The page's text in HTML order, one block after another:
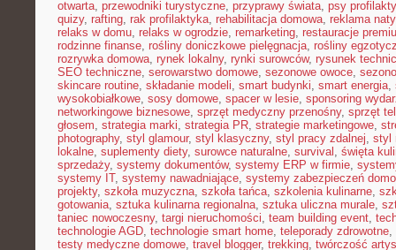
otwarta, przewodniki turystyczne, przyprawy świata, psy
quizy, rafting, rak profilaktyka, rehabilitacja domowa, reklama
relaks w domu, relaks w ogrodzie, remarketing, restauracje
rodzinne finanse, rośliny doniczkowe pielęgnacja, rośliny
rozrywka domowa, rynek lokalny, rynki surowców, rysunek
SEO techniczne, serowarstwo domowe, sezonowe owoce,
skincare routine, składanie modeli, smart budynki, smart energia,
wysokobiałkowe, sosy domowe, spacer w lesie, sponsoring
networkingowe biznesowe, sprzęt medyczny przenośny, sprzęt
głosem, strategia marki, strategia PR, strategie marketingowe,
photography, styl glamour, styl klasyczny, styl pracy zdalnej, styl
lokalne, suplementy diety, surowce naturalne, survival , święta
sprzedaży, systemy dokumentów, systemy ERP w firmie,
systemy IT, systemy nawadniające, systemy zabezpieczeń
projekty, szkoła muzyczna, szkoła tańca, szkolenia kulinarne,
gotowania, sztuka kulinarna regionalna, sztuka uliczna murale,
taniec nowoczesny, targi nieruchomości, team building event,
technologie AGD, technologie smart home, teleporady zdrowotne,
testy medyczne domowe, travel blogger, trekking, twórczość